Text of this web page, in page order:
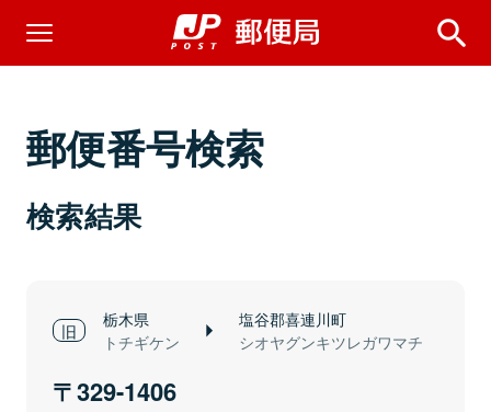
郵便番号検索
検索結果
栃木県
トチギケン
塩谷郡喜連川町
シオヤグンキツレガワマチ
329-1406